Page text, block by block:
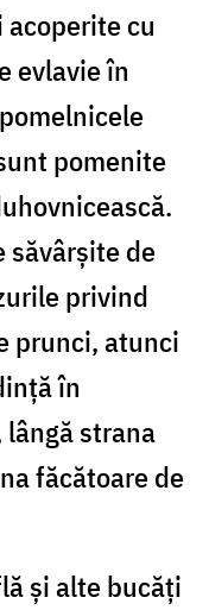
cu
evlavie în
pomenite
săvârşite de
privind
prunci, atunci
în
strana
făcătoare de
şi alte bucăţi